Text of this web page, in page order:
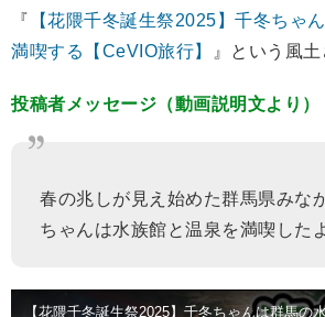
『 【花隈千冬誕生祭2025】千冬ちゃ
満喫する【CeVIO旅行】
』という風
投稿者メッセージ（動画説明文より）
春の兆しが見え始めた群馬県みな
ちゃんは水族館と温泉を満喫した